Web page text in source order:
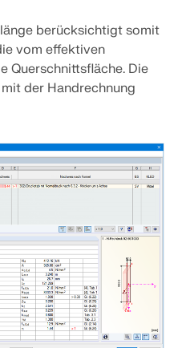
berücksichtigt somit
vom effektiven
Querschnittsfläche. Die
der Handrechnung